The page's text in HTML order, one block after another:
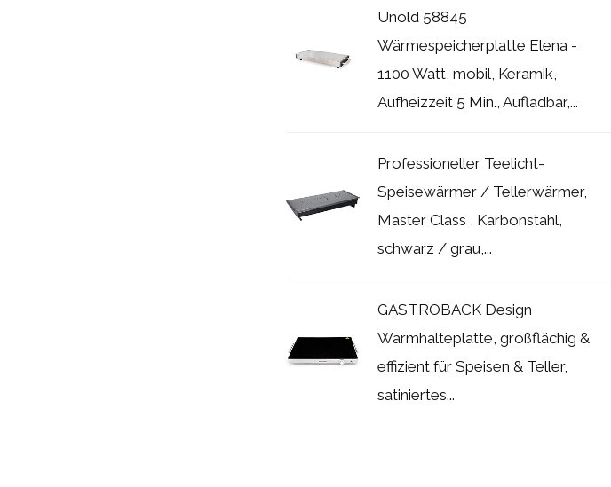
Unold 58845
Wärmespeicherplatte Elena -
1100 Watt, mobil, Keramik,
Aufheizzeit 5 Min., Aufladbar,...
Professioneller Teelicht-
Speisewärmer / Tellerwärmer,
Master Class , Karbonstahl,
schwarz / grau,...
GASTROBACK Design
Warmhalteplatte, großflächig &
effizient für Speisen & Teller,
satiniertes...